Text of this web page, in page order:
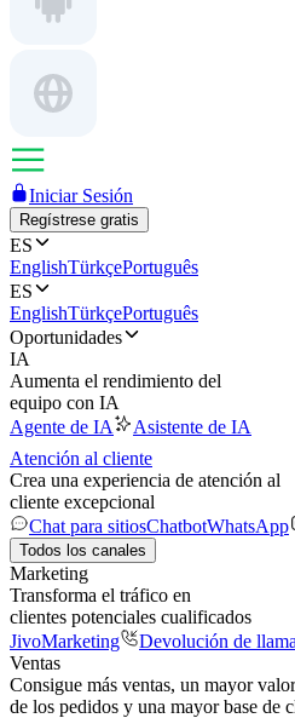
Iniciar Sesión
Regístrese gratis
ES
EnglishTürkçePortuguês
ES
EnglishTürkçePortuguês
Oportunidades
IA
Aumenta el rendimiento del
equipo con IA
Agente de IA
Asistente de IA
Atención al cliente
Crea una experiencia de atención al
cliente excepcional
Chat para sitiosChatbotWhatsApp
Todos los canales
Marketing
Transforma el tráfico en
clientes potenciales cualificados
JivoMarketing
Devolución de
Ventas
Consigue más ventas, un mayor
de los pedidos y una mayor base de